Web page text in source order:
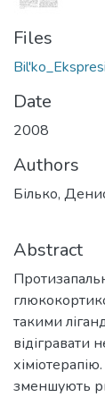
Files
Date
2008
Authors
Білько,
Abstract
такими
відігравати
зменшують